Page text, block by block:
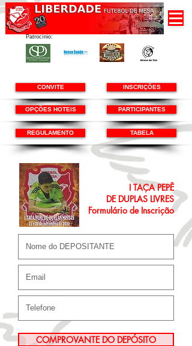
Patrocínio:
CONVITE
OPÇÕES HOTEIS
REGULAMENTO
INSCRIÇÕES
PARTICIPANTES
TABELA
I TAÇA PEPÊ
DE DUPLAS LIVRES
Formulário de Inscrição
COMPROVANTE DO DEPÓSITO